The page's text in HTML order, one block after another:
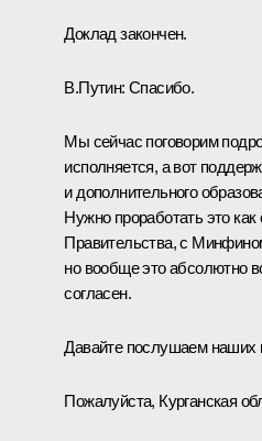
Доклад закончен.
В.Путин: Спасибо.
Мы сейчас поговорим
исполняется, а вот
и дополнительного
Нужно проработать это
Правительства, с
но вообще это абсолютно
согласен.
Давайте послушаем наших
Пожалуйста, Курганская